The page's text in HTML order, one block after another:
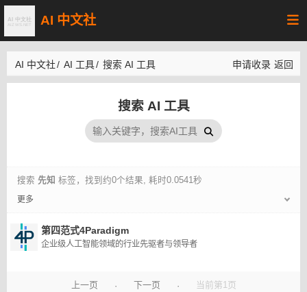
AI 中文社
AI 中文社/ AI 工具/ 搜索 AI 工具 申请收录 返回
搜索 AI 工具
搜索 先知 标签，找到约0个结果, 耗时0.0541秒
更多
第四范式4Paradigm
企业级人工智能领域的行业先驱者与领导者
上一页 · 下一页 · 当前第1页